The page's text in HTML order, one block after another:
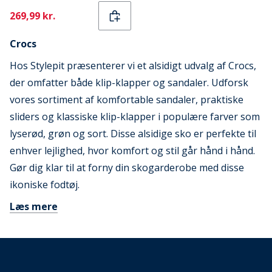
Current
269,99 kr.
Crocs
Hos Stylepit præsenterer vi et alsidigt udvalg af Crocs,
der omfatter både klip-klapper og sandaler. Udforsk
vores sortiment af komfortable sandaler, praktiske
sliders og klassiske klip-klapper i populære farver som
lyserød, grøn og sort. Disse alsidige sko er perfekte til
enhver lejlighed, hvor komfort og stil går hånd i hånd.
Gør dig klar til at forny din skogarderobe med disse
ikoniske fodtøj.
Læs mere